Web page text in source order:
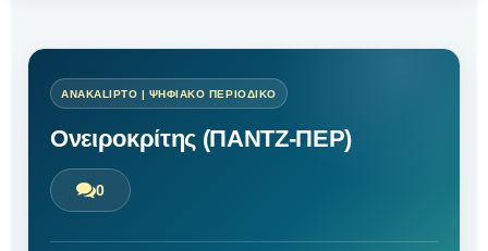
Ονειροκρίτης (ΠΑΝΤΖ-ΠΕΡ)
0